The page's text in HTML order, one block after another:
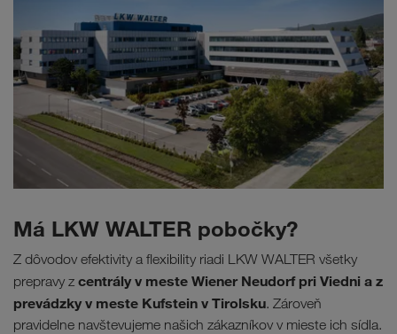
Má LKW WALTER pobočky?
Z dôvodov efektivity a flexibility riadi LKW WALTER všetky
prepravy z centrály v meste Wiener Neudorf pri Viedni a z
prevádzky v meste Kufstein v Tirolsku. Zároveň
pravidelne navštevujeme našich zákazníkov v mieste ich sídla.